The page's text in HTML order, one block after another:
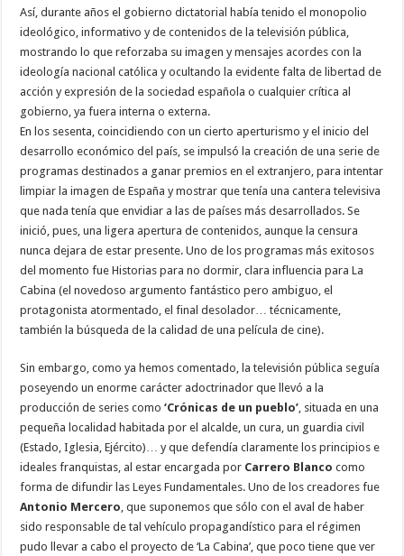
Así, durante años el gobierno dictatorial había tenido el monopolio
ideológico, informativo y de contenidos de la televisión pública,
mostrando lo que reforzaba su imagen y mensajes acordes con la
ideología nacional católica y ocultando la evidente falta de libertad de
acción y expresión de la sociedad española o cualquier crítica al
gobierno, ya fuera interna o externa.
En los sesenta, coincidiendo con un cierto aperturismo y el inicio del
desarrollo económico del país, se impulsó la creación de una serie de
programas destinados a ganar premios en el extranjero, para intentar
limpiar la imagen de España y mostrar que tenía una cantera televisiva
que nada tenía que envidiar a las de países más desarrollados. Se
inició, pues, una ligera apertura de contenidos, aunque la censura
nunca dejara de estar presente. Uno de los programas más exitosos
del momento fue Historias para no dormir, clara influencia para La
Cabina (el novedoso argumento fantástico pero ambiguo, el
protagonista atormentado, el final desolador… técnicamente,
también la búsqueda de la calidad de una película de cine).
Sin embargo, como ya hemos comentado, la televisión pública seguía
poseyendo un enorme carácter adoctrinador que llevó a la
producción de series como‘Crónicas de un pueblo’ , situada en una
pequeña localidad habitada por el alcalde, un cura, un guardia civil
(Estado, Iglesia, Ejército)… y que defendía claramente los principios e
ideales franquistas, al estar encargada por Carrero Blanco como
forma de difundir las Leyes Fundamentales. Uno de los creadores fue
Antonio Mercero , que suponemos que sólo con el aval de haber
sido responsable de tal vehículo propagandístico para el régimen
pudo llevar a cabo el proyecto de ‘La Cabina’, que poco tiene que ver